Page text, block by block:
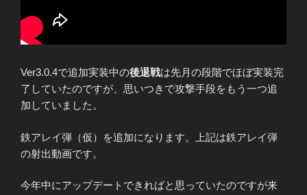
Ver3.0.4で追加実装中の後退戦は先月の段階でほぼ実装完
了していたのですが、思いつきで攻撃手段をもう一つ追
加していました。
鉄アレイ弾（仮）を追加になります。上記は鉄アレイ弾
の射出動画です。
今年中にアップデートできればと思っていたのですが来